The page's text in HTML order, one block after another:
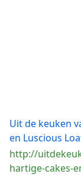
Uit de keuken
en Luscious
http://
hartige-cakes-